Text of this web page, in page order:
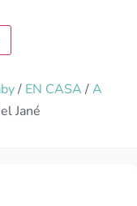
/ EN CASA /A
Jané